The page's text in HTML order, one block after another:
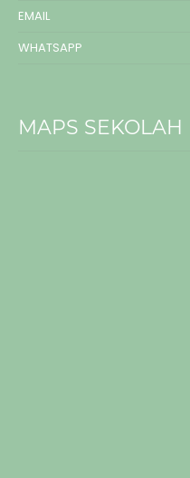
EMAIL
WHATSAPP
MAPS SEKOLAH